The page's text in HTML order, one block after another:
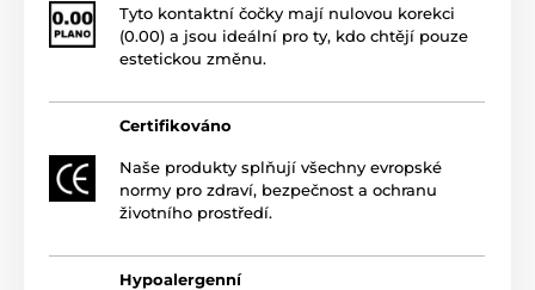
Tyto kontaktní čočky mají nulovou korekci
(0.00) a jsou ideální pro ty, kdo chtějí pouze
estetickou změnu.
Certifikováno
Naše produkty splňují všechny evropské
normy pro zdraví, bezpečnost a ochranu
životního prostředí.
Hypoalergenní